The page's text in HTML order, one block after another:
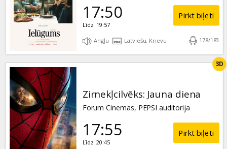
17:50
Līdz: 19:57
Pirkt biļeti
Angļu Latviešu, Krievu 178/183
Zirnekļcilvēks: Jauna diena
Forum Cinemas, PEPSI auditorija
3D
17:55
Līdz: 20:45
Pirkt biļeti